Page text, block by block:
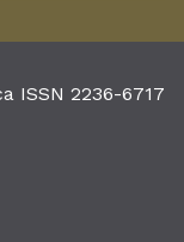
ISSN 2236-6717